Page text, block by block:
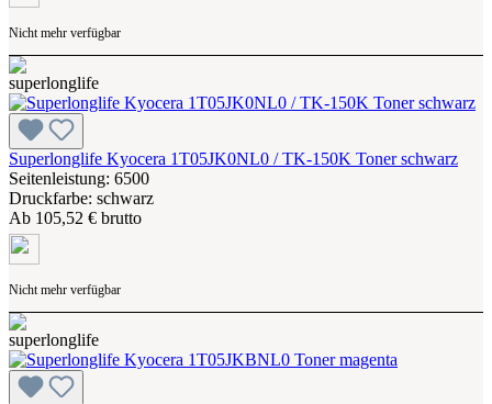
Nicht mehr verfügbar
Superlonglife Kyocera 1T05JK0NL0 / TK-150K Toner schwarz
Seitenleistung: 6500
Druckfarbe: schwarz
Ab 105,52 € brutto
Nicht mehr verfügbar